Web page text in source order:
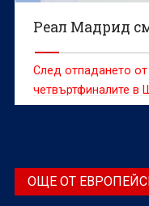
Реал Мадрид
След отпадането
четвъртфиналите в
Мадрид отново се
ОЩЕ ОТ